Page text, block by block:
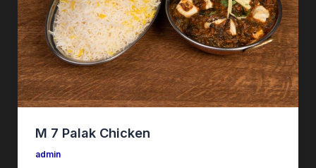
M 7 Palak Chicken
admin